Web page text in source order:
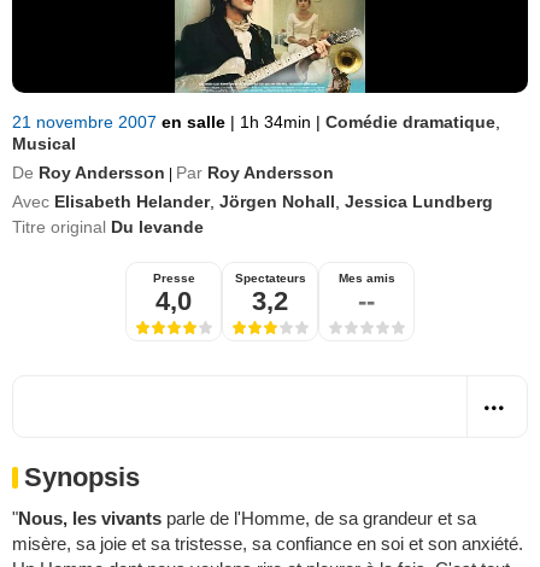
21 novembre 2007 en salle | 1h 34min | Comédie dramatique
Musical
De Roy Andersson Par Roy Andersson
Avec Elisabeth Helander, Jörgen Nohall Jessica Lundberg
Titre original Du levande
Presse
4,0
Spectateurs
3,2
Mes amis
--
Synopsis
"Nous, les vivants parle de l'Homme, de sa grandeur et sa
misère, sa joie et sa tristesse, sa confiance en soi et son anxiété.